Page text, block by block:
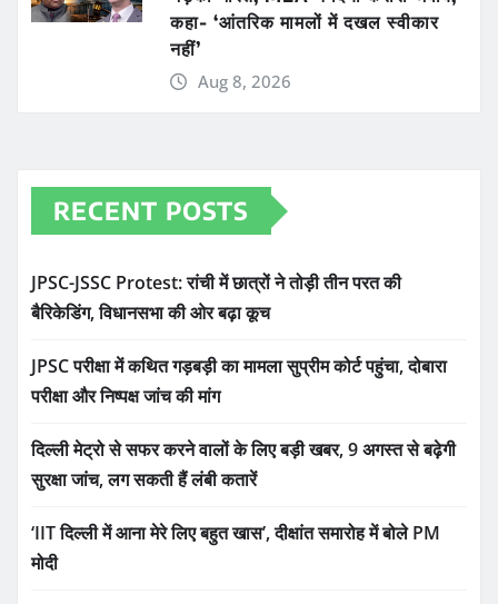
कहा- ‘आंतरिक मामलों में दखल स्वीकार
नहीं’
Aug 8, 2026
RECENT POSTS
JPSC-JSSC Protest: रांची में छात्रों ने तोड़ी तीन परत की
बैरिकेडिंग, विधानसभा की ओर बढ़ा कूच
JPSC परीक्षा में कथित गड़बड़ी का मामला सुप्रीम कोर्ट पहुंचा, दोबारा
परीक्षा और निष्पक्ष जांच की मांग
दिल्ली मेट्रो से सफर करने वालों के लिए बड़ी खबर, 9 अगस्त से बढ़ेगी
सुरक्षा जांच, लग सकती हैं लंबी कतारें
‘IIT दिल्ली में आना मेरे लिए बहुत खास’, दीक्षांत समारोह में बोले PM
मोदी